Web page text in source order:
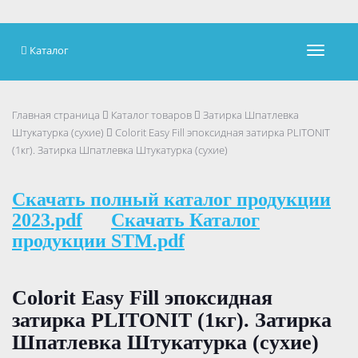
Каталог
Главная страница Каталог товаров
Затирка Шпатлевка
Штукатурка (сухие)
Colorit Easy Fill эпоксидная затирка PLITONIT
(1кг). Затирка Шпатлевка Штукатурка (сухие)
Скачать полный каталог продукции
2023.pdf
Скачать Каталог
продукции STM.pdf
Colorit Easy Fill эпоксидная
затирка PLITONIT (1кг). Затирка
Шпатлевка Штукатурка (сухие)